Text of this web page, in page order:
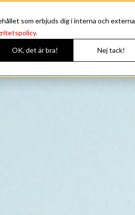
som erbjuds dig i interna och externa
.
OK, det är bra! Nej tack!
Noblesse